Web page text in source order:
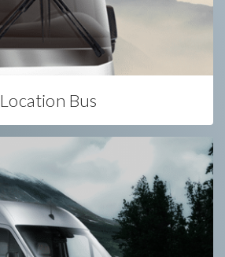
Location Bus